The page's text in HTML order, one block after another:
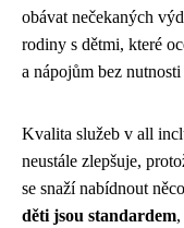
obávat nečekaných
rodiny s dětmi, které
a nápojům bez
Kvalita služeb v all
neustále zlepšuje,
se snaží nabídnout
děti jsou standardem